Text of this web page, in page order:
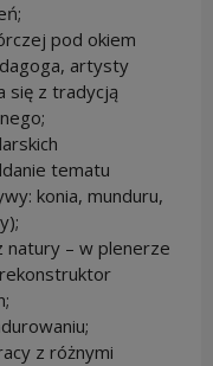
pod okiem
artysty
się z tradycją
tematu
konia, munduru,
natury – w plenerze
z różnymi